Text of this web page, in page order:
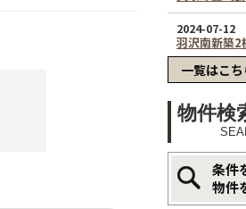
一覧はこち
物件検
条件
物件